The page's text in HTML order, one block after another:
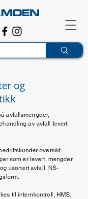
og
avfallsmengder,
av avfall levert
oversikt
som er levert, mengder
usortert avfall, NS-
til internkontroll, HMS,